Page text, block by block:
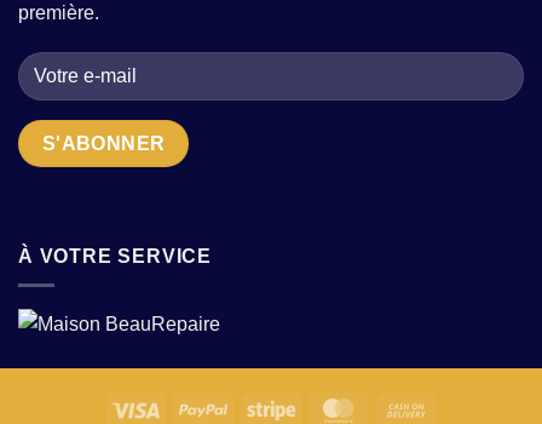
quand
première.
À VOTRE SERVICE